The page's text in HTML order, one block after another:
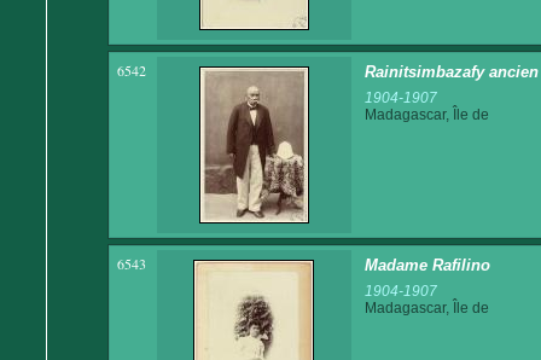
6542 Rainitsimbazafy
1904-1907
Madagascar, Île de
6543 Madame Rafilino
1904-1907
Madagascar, Île de